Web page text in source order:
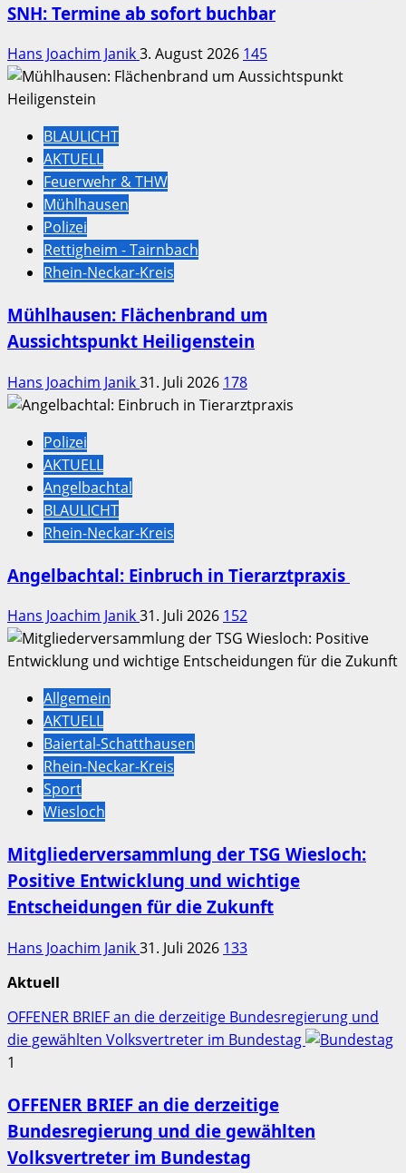
SNH: Termine ab sofort buchbar
Hans Joachim Janik3. August 2026 145
BLAULICHT
AKTUELL
Feuerwehr & THW
Mühlhausen
Polizei
Rettigheim - Tairnbach
Rhein-Neckar-Kreis
Mühlhausen: Flächenbrand um
Aussichtspunkt Heiligenstein
Hans Joachim Janik31. Juli 2026 178
Polizei
AKTUELL
Angelbachtal
BLAULICHT
Rhein-Neckar-Kreis
Angelbachtal: Einbruch in Tierarztpraxis
Hans Joachim Janik31. Juli 2026 152
Allgemein
AKTUELL
Baiertal-Schatthausen
Rhein-Neckar-Kreis
Sport
Wiesloch
Mitgliederversammlung der TSG Wiesloch:
Positive Entwicklung und wichtige
Entscheidungen für die Zukunft
Hans Joachim Janik31. Juli 2026 133
Aktuell
OFFENER BRIEF an die derzeitige Bundesregierung und
die gewählten Volksvertreter im Bundestag
1
OFFENER BRIEF an die derzeitige
Bundesregierung und die gewählten
Volksvertreter im Bundestag